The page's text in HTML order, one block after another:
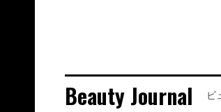
Beauty Journal ビ